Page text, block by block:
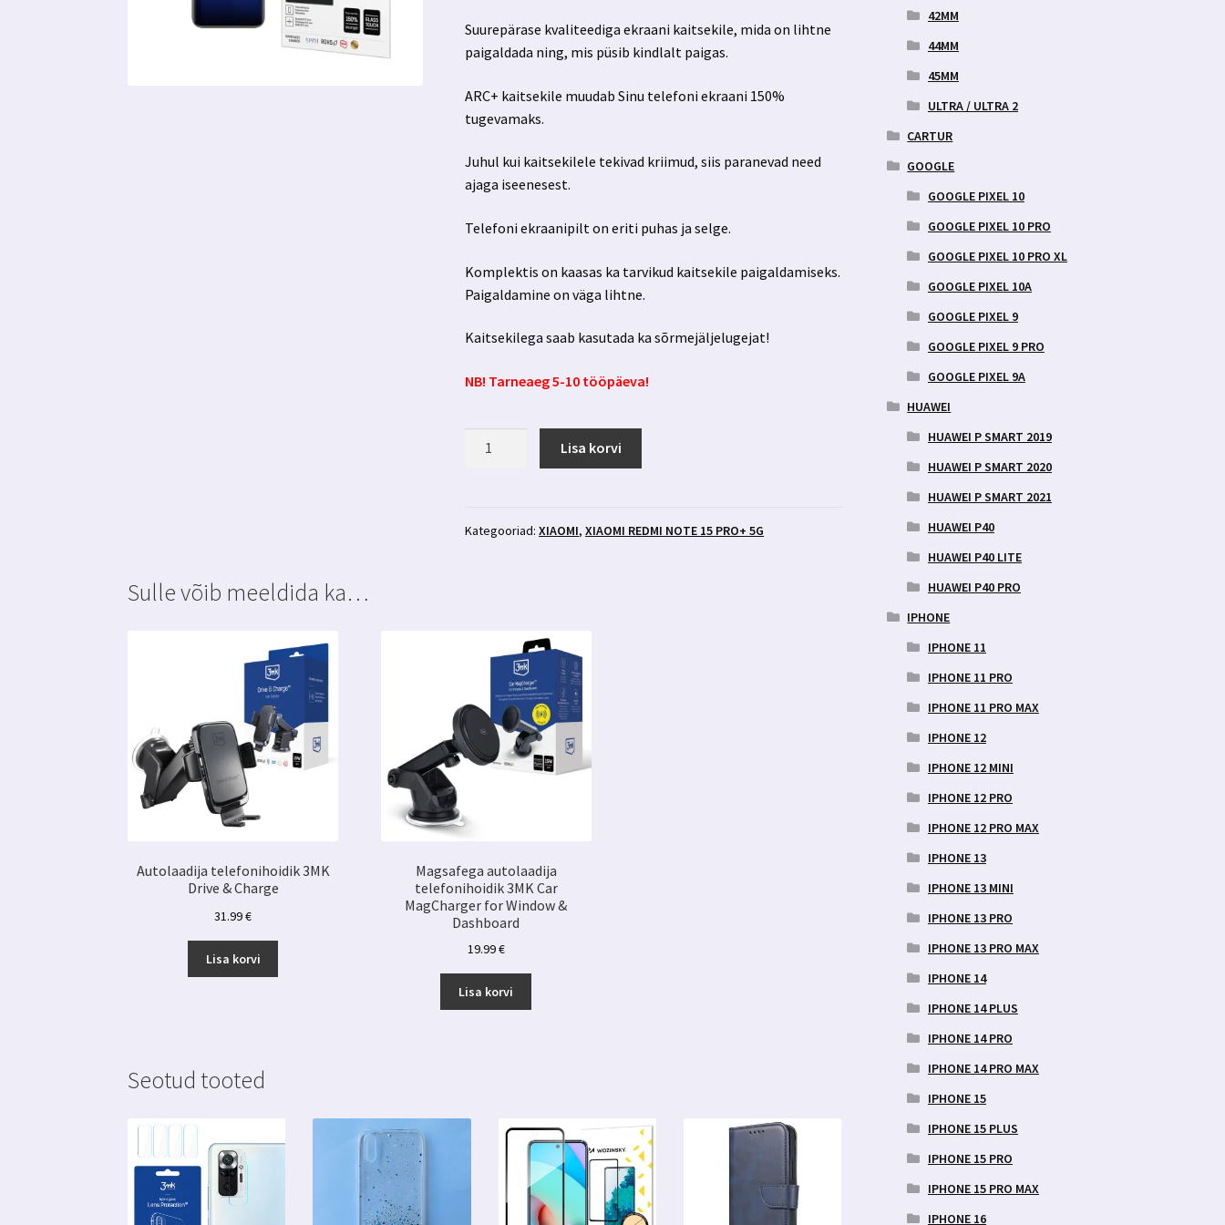
Suurepärase kvaliteediga ekraani kaitsekile, mida on lihtne
paigaldada ning, mis püsib kindlalt paigas.
ARC+ kaitsekile muudab Sinu telefoni ekraani 150%
tugevamaks.
Juhul kui kaitsekilele tekivad kriimud, siis paranevad need
ajaga iseenesest.
Telefoni ekraanipilt on eriti puhas ja selge.
Komplektis on kaasas ka tarvikud kaitsekile paigaldamiseks.
Paigaldamine on väga lihtne.
Kaitsekilega saab kasutada ka sõrmejäljelugejat!
NB! Tarneaeg 5-10 tööpäeva!
Pro+
Lisa korvi
Kategooriad:XIAOMI,XIAOMI REDMI NOTE 15 PRO+ 5G
Sulle võib meeldida ka…
Autolaadija telefonihoidik 3MK
Drive & Charge
31.99€
Lisa korvi
Magsafega autolaadija
telefonihoidik 3MK Car
MagCharger for Window &
Dashboard
19.99€
Lisa korvi
Seotud tooted
42MM
44MM
45MM
ULTRA / ULTRA 2
CARTUR
GOOGLE
GOOGLE PIXEL 10
GOOGLE PIXEL 10 PRO
GOOGLE PIXEL 10 PRO XL
GOOGLE PIXEL 10A
GOOGLE PIXEL 9
GOOGLE PIXEL 9 PRO
GOOGLE PIXEL 9A
HUAWEI
HUAWEI P SMART 2019
HUAWEI P SMART 2020
HUAWEI P SMART 2021
HUAWEI P40
HUAWEI P40 LITE
HUAWEI P40 PRO
IPHONE
IPHONE 11
IPHONE 11 PRO
IPHONE 11 PRO MAX
IPHONE 12
IPHONE 12 MINI
IPHONE 12 PRO
IPHONE 12 PRO MAX
IPHONE 13
IPHONE 13 MINI
IPHONE 13 PRO
IPHONE 13 PRO MAX
IPHONE 14
IPHONE 14 PLUS
IPHONE 14 PRO
IPHONE 14 PRO MAX
IPHONE 15
IPHONE 15 PLUS
IPHONE 15 PRO
IPHONE 15 PRO MAX
IPHONE 16